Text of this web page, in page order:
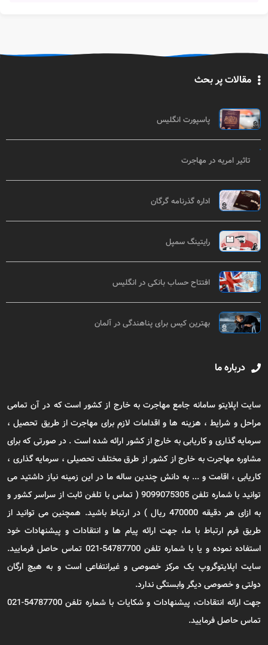
مقالات پر بحث
پاسپورت انگلیس
تاثیر امریه در مهاجرت
اداره گذرنامه گرگان
رایتینگ سمپل
افتتاح حساب بانکی در انگلیس
بهترین کیس برای پناهندگی در آلمان
درباره ما
سایت اپلایتو سامانه جامع مهاجرت به خارج از کشور است که در آن تمامی
مراحل و شرایط ، هزینه ها و اقدامات لازم برای مهاجرت از طریق تحصیل ،
سرمایه گذاری و کاریابی به خارج از کشور ارائه شده است . در صورتی که برای
مشاوره مهاجرت به خارج از کشور از طرق مختلف تحصیلی ، سرمایه گذاری ،
کاریابی ، اقامت و ... به دانش چندین ساله ما در این زمینه نیاز داشتید می
توانید با شماره تلفن 9099075305 ( تماس با تلفن ثابت از سراسر کشور و
به ازای هر دقیقه 470000 ریال ) در ارتباط باشید. همچنین می توانید از
طریق فرم ارتباط با ما، جهت ارائه پیام ها و انتقادات و پیشنهادات خود
استفاده نموده و یا با شماره تلفن 54787700-021 تماس حاصل فرمایید.
سایت اپلایتوگروپ یک مرکز خصوصی و غیرانتفاعی است و به هیچ ارگان
دولتی و خصوصی دیگر وابستگی ندارد.
جهت ارائه انتقادات، پیشنهادات و شکایات با شماره تلفن 54787700-021
تماس حاصل فرمایید.